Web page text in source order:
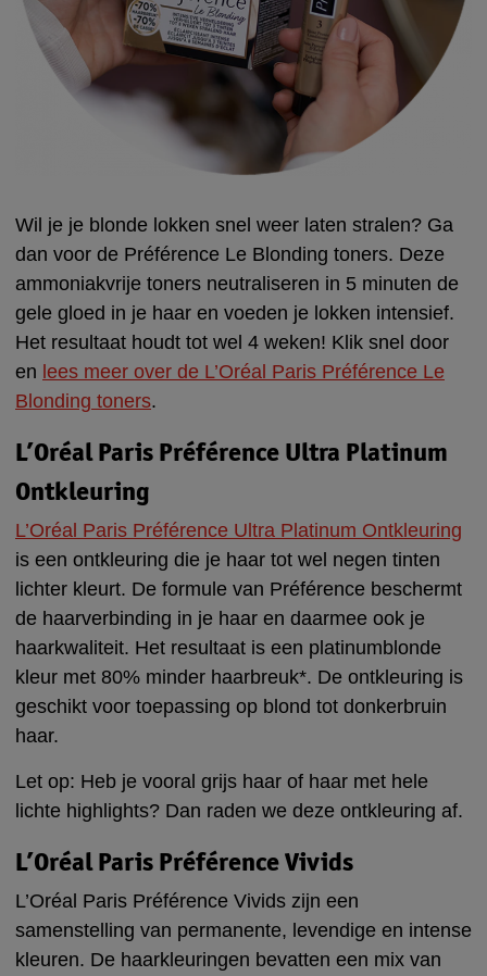
Wil je je blonde lokken snel weer laten stralen? Ga
dan voor de Préférence Le Blonding toners. Deze
ammoniakvrije toners neutraliseren in 5 minuten de
gele gloed in je haar en voeden je lokken intensief.
Het resultaat houdt tot wel 4 weken! Klik snel door
en lees meer over de L’Oréal Paris Préférence Le
Blonding toners.
L’Oréal Paris Préférence Ultra Platinum
Ontkleuring
L’Oréal Paris Préférence Ultra Platinum Ontkleuring
is een ontkleuring die je haar tot wel negen tinten
lichter kleurt. De formule van Préférence beschermt
de haarverbinding in je haar en daarmee ook je
haarkwaliteit. Het resultaat is een platinumblonde
kleur met 80% minder haarbreuk*. De ontkleuring is
geschikt voor toepassing op blond tot donkerbruin
haar.
Let op: Heb je vooral grijs haar of haar met hele
lichte highlights? Dan raden we deze ontkleuring af.
L’Oréal Paris Préférence Vivids
L’Oréal Paris Préférence Vivids zijn een
samenstelling van permanente, levendige en intense
kleuren. De haarkleuringen bevatten een mix van